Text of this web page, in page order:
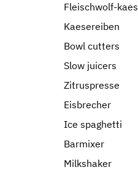
Fleischwolf-
Kaesereiben
Bowl cutters
Slow juicers
Zitruspresse
Eisbrecher
Ice spaghetti
Barmixer
Milkshaker